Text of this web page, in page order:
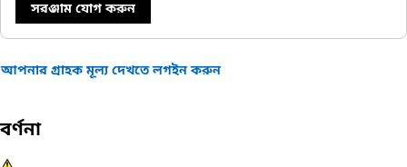
সরঞ্জাম যোগ করুন
আপনার গ্রাহক মূল্য দেখতে লগইন করুন
বর্ণনা